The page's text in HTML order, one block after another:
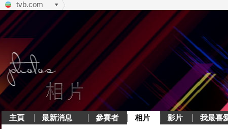
tvb.com
主頁 最新消息 參賽者 相片 影片 我最喜